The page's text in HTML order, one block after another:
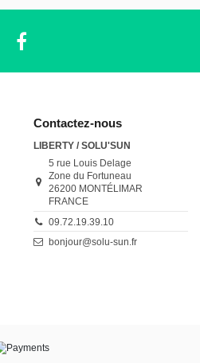
Contactez-nous
LIBERTY / SOLU'SUN
5 rue Louis Delage
Zone du Fortuneau
26200 MONTÉLIMAR
FRANCE
09.72.19.39.10
bonjour@solu-sun.fr